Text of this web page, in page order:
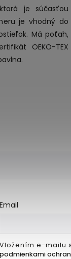
je súčasťou
je vhodný do
Má poťah,
OEKO-TEX
Email
Vložením e-mailu
podmienkami